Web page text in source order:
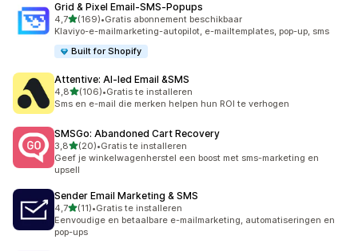
Grid & Pixel Email‑SMS‑Popups
4,7van 5 sterren
(169)
169 recensies in totaal
•Gratis abonnement beschikbaar
Klaviyo-e-mailmarketing-autopilot, e-mailtemplates, pop-up, sms
Built for Shopify
Attentive: AI‑led Email &SMS
4,8van 5 sterren
(106)
106 recensies in totaal
•Gratis te installeren
Sms en e-mail die merken helpen hun ROI te verhogen
SMSGo: Abandoned Cart Recovery
3,8van 5 sterren
(20)
20 recensies in totaal
•Gratis te installeren
Geef je winkelwagenherstel een boost met sms-marketing en
upsell
Sender Email Marketing & SMS
4,7van 5 sterren
(11)
11 recensies in totaal
•Gratis te installeren
Eenvoudige en betaalbare e-mailmarketing, automatiseringen en
pop-ups